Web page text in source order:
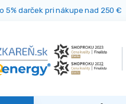
5% darček pri nákupe nad 250 €